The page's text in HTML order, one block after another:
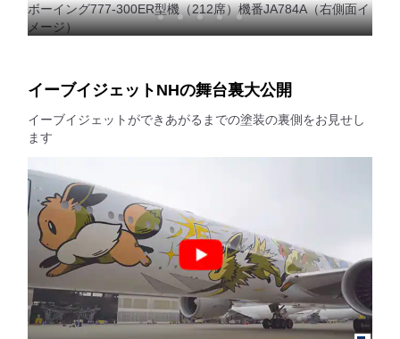
ボーイング777-300ER型機（212席）機番JA784A（右側面イ
メージ）
イーブイジェットNHの舞台裏大公開
イーブイジェットができあがるまでの塗装の裏側をお見せし
ます